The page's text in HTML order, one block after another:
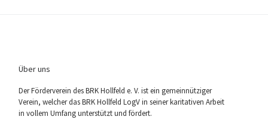
Über uns
Der För­der­ver­ein des BRK Holl­feld e. V. ist ein gemein­nüt­zi­ger
Ver­ein, wel­cher das BRK Holl­feld LogV in sei­ner kari­ta­ti­ven Arbeit
in vol­lem Umfang unter­stützt und fördert.